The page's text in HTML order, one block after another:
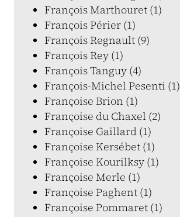
François Marthouret (1)
François Périer (1)
François Regnault (9)
François Rey (1)
François Tanguy (4)
François-Michel Pesenti (1)
Françoise Brion (1)
Françoise du Chaxel (2)
Françoise Gaillard (1)
Françoise Kersébet (1)
Françoise Kourilksy (1)
Françoise Merle (1)
Françoise Paghent (1)
Françoise Pommaret (1)